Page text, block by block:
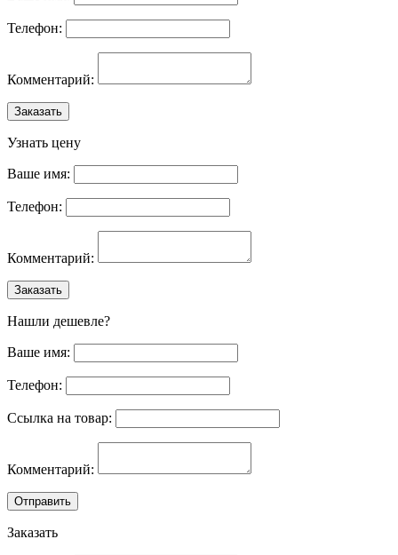
Телефон:
Комментарий:
Заказать
Узнать цену
Ваше имя:
Телефон:
Комментарий:
Заказать
Нашли дешевле?
Ваше имя:
Телефон:
Ссылка на товар:
Комментарий:
Отправить
Заказать